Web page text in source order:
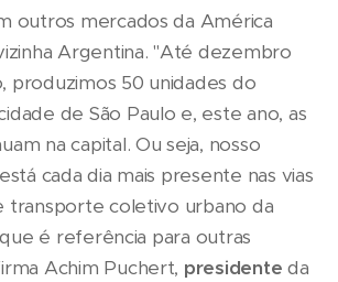
outros mercados da América
Argentina. "Até dezembro
produzimos 50 unidades do
de São Paulo e, este ano, as
na capital. Ou seja, nosso
cada dia mais presente nas vias
transporte coletivo urbano da
é referência para outras
Achim Puchert, presidente da